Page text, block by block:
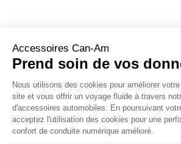
ACCESSOIRES CAN-AM
Le site d'accessoires Can-Am vous propose des
pour équiper votre véhicule 3 roues (On Road) ou